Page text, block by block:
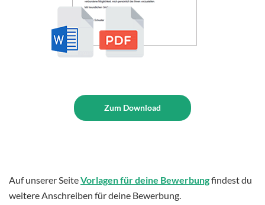
Zum Download
Auf unserer SeiteVorlagen für deine Bewerbungfindest du
weitere Anschreiben für deine Bewerbung.